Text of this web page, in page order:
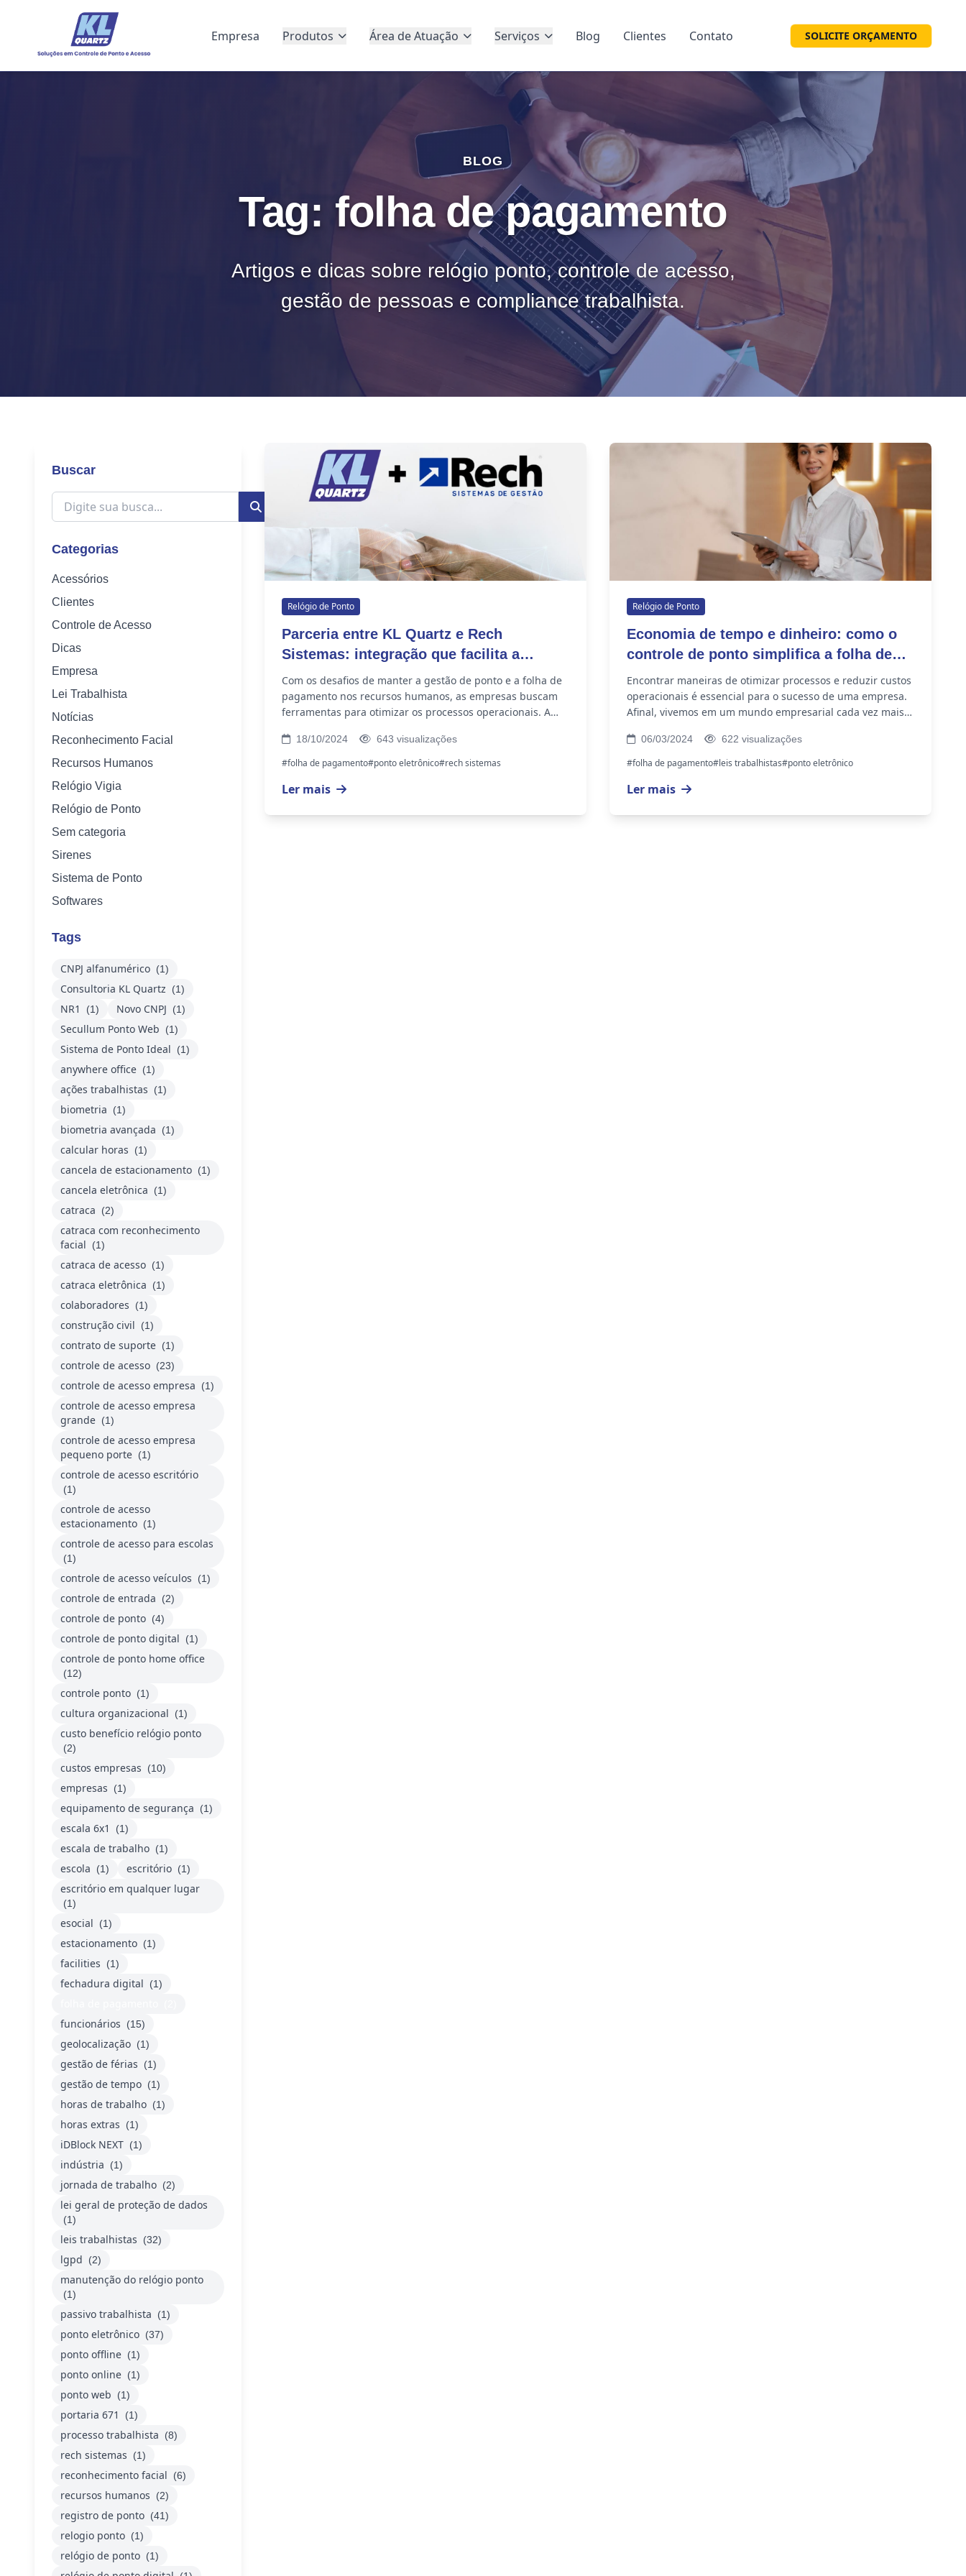
Empresa Produtos Área de Atuação Serviços Blog Clientes Contato SOLICITE ORÇAMENTO
BLOG
Tag: folha de pagamento
Artigos e dicas sobre relógio ponto, controle de acesso,
gestão de pessoas e compliance trabalhista.
Buscar
Categorias
Acessórios
Clientes
Controle de Acesso
Dicas
Empresa
Lei Trabalhista
Notícias
Reconhecimento Facial
Recursos Humanos
Relógio Vigia
Relógio de Ponto
Sem categoria
Sirenes
Sistema de Ponto
Softwares
Tags
CNPJ alfanumérico (1)
Consultoria KL Quartz (1)
NR1 (1) Novo CNPJ (1)
Secullum Ponto Web (1)
Sistema de Ponto Ideal (1)
anywhere office (1)
ações trabalhistas (1)
biometria (1)
biometria avançada (1)
calcular horas (1)
cancela de estacionamento (1)
cancela eletrônica (1)
catraca (2)
catraca com reconhecimento
facial
(1)
catraca de acesso (1)
catraca eletrônica (1)
colaboradores (1)
construção civil (1)
contrato de suporte (1)
controle de acesso (23)
controle de acesso empresa (1)
controle de acesso empresa
grande (1)
controle de acesso empresa
pequeno porte (1)
controle de acesso escritório
(1)
controle de acesso
estacionamento (1)
controle de acesso para escolas
(1)
controle de acesso veículos (1)
controle de entrada (2)
controle de ponto (4)
controle de ponto digital (1)
controle de ponto home office
(12)
controle ponto (1)
cultura organizacional (1)
custo benefício relógio ponto
(2)
custos empresas (10)
empresas (1)
equipamento de segurança (1)
escala 6x1 (1)
escala de trabalho (1)
escola (1) escritório (1)
escritório em qualquer lugar
(1)
esocial (1)
estacionamento (1)
facilities (1)
fechadura digital (1)
funcionários (15)
geolocalização (1)
gestão de férias (1)
gestão de tempo (1)
horas de trabalho (1)
horas extras (1)
iDBlock NEXT (1)
indústria (1)
jornada de trabalho (2)
lei geral de proteção de dados
(1)
leis trabalhistas (32)
lgpd (2)
manutenção do relógio ponto
(1)
passivo trabalhista (1)
ponto eletrônico (37)
ponto offline (1)
ponto online (1)
ponto web (1)
portaria 671 (1)
processo trabalhista (8)
rech sistemas (1)
reconhecimento facial (6)
recursos humanos (2)
registro de ponto (41)
relogio ponto (1)
relógio de ponto (1)
Relógio de Ponto
Parceria entre KL Quartz e Rech
Sistemas: integração que facilita a
Gestão de Ponto e folha de pagamento
Com os desafios de manter a gestão de ponto e a folha de
pagamento nos recursos humanos, as empresas buscam
ferramentas para otimizar os processos operacionais. A
18/10/2024 643 visualizações
#folha de pagamento#ponto eletrônico#rech sistemas
Ler mais
Relógio de Ponto
Economia de tempo e dinheiro: como o
controle de ponto simplifica a folha de
pagamento
Encontrar maneiras de otimizar processos e reduzir custos
operacionais é essencial para o sucesso de uma empresa.
Afinal, vivemos em um mundo empresarial cada vez mais
06/03/2024 622 visualizações
#folha de pagamento#leis trabalhistas#ponto eletrônico
Ler mais